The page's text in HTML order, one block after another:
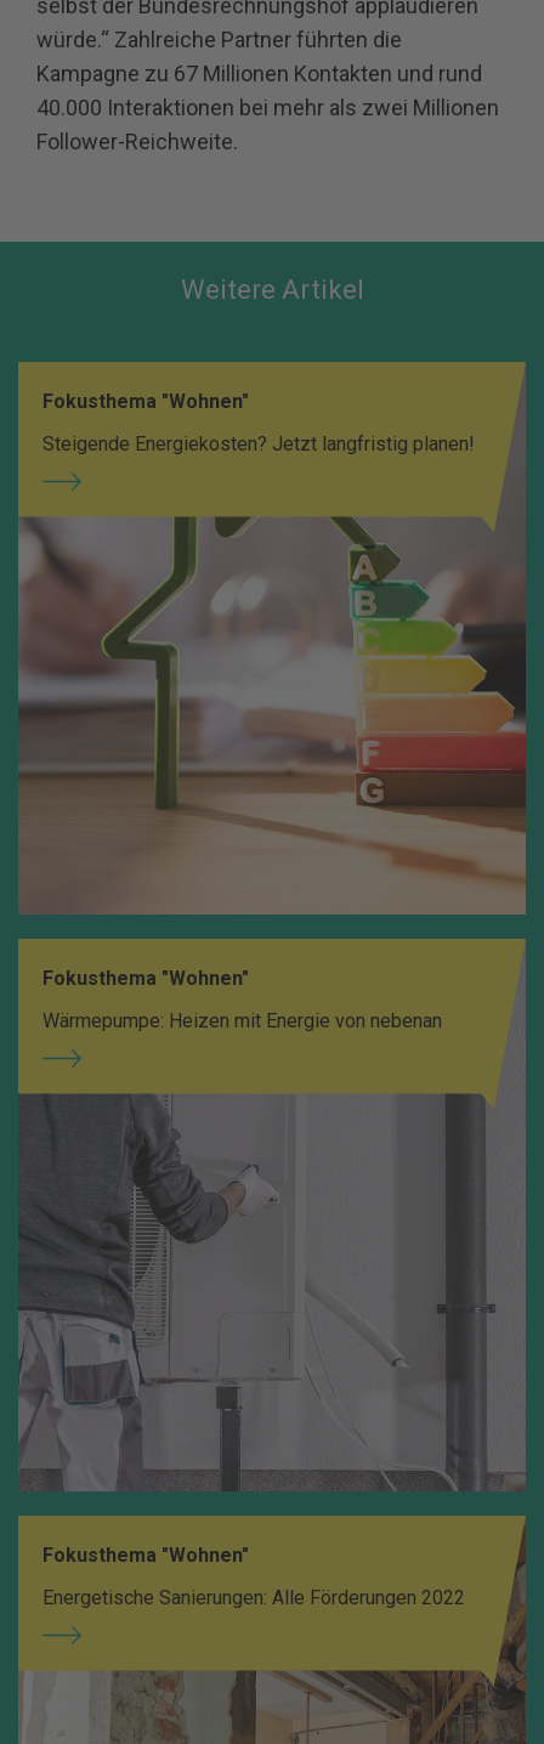
selbst der Bundesrechnungshof applaudieren
würde.“ Zahlreiche Partner führten die
Kampagne zu 67 Millionen Kontakten und rund
40.000 Interaktionen bei mehr als zwei Millionen
Follower-Reichweite.
Weitere Artikel
Fokusthema "Wohnen"
Steigende Energiekosten? Jetzt langfristig planen!
Fokusthema "Wohnen"
Wärmepumpe: Heizen mit Energie von nebenan
Fokusthema "Wohnen"
Energetische Sanierungen: Alle Förderungen 2022